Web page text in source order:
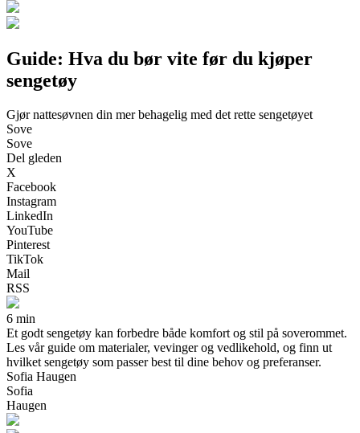
Guide: Hva du bør vite før du kjøper
sengetøy
Gjør nattesøvnen din mer behagelig med det rette sengetøyet
Sove
Sove
Del gleden
X
Facebook
Instagram
LinkedIn
YouTube
Pinterest
TikTok
Mail
RSS
6 min
Et godt sengetøy kan forbedre både komfort og stil på soverommet.
Les vår guide om materialer, vevinger og vedlikehold, og finn ut
hvilket sengetøy som passer best til dine behov og preferanser.
Sofia Haugen
Sofia
Haugen